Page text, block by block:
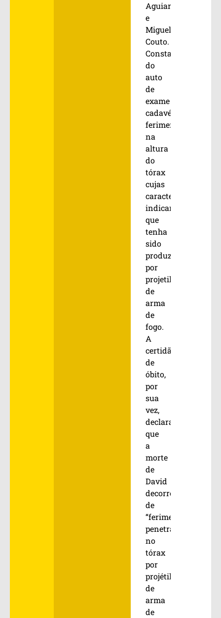
Aguiar
e
Miguel
Couto.
Consta
do
auto
de
exame
cadavérico
ferimento
na
altura
do
tórax
cujas
características
indicam
que
tenha
sido
produzido
por
projetil
de
arma
de
fogo.
A
certidão
de
óbito,
por
sua
vez,
declara
que
a
morte
de
David
decorreu
de
“ferimento
penetrante
no
tórax
por
projétil
de
arma
de